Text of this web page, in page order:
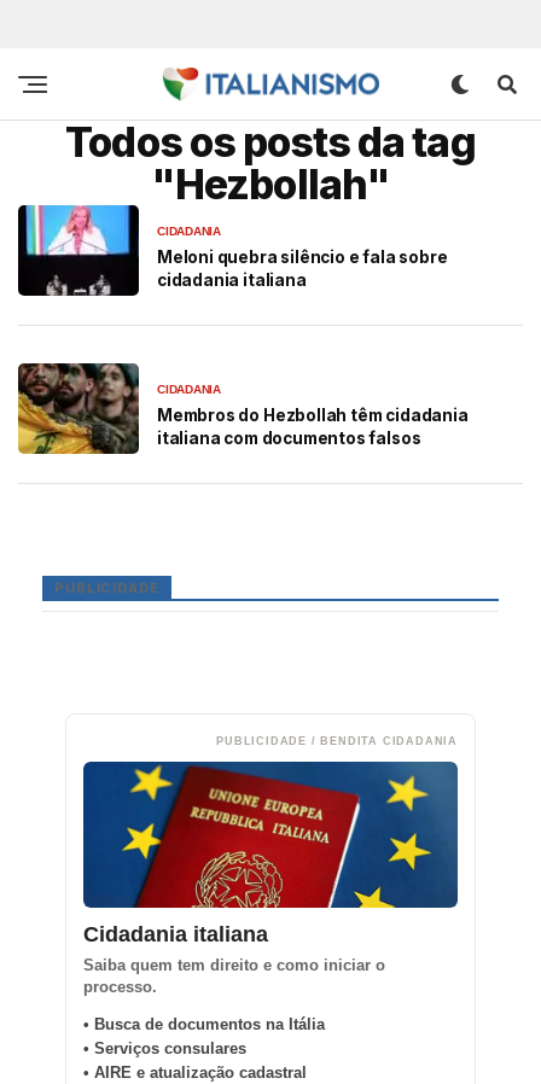
Todos os posts da tag
"Hezbollah"
CIDADANIA
Meloni quebra silêncio e fala sobre
cidadania italiana
CIDADANIA
Membros do Hezbollah têm cidadania
italiana com documentos falsos
PUBLICIDADE
PUBLICIDADE / BENDITA CIDADANIA
Cidadania italiana
Saiba quem tem direito e como iniciar o
processo.
• Busca de documentos na Itália
• Serviços consulares
• AIRE e atualização cadastral